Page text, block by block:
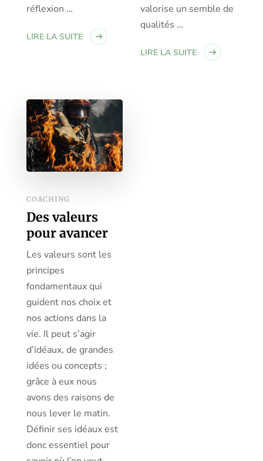
réflexion …
LIRE LA SUITE
valorise un semble de
qualités …
LIRE LA SUITE
COACHING
Des valeurs
pour avancer
Les valeurs sont les
principes
fondamentaux qui
guident nos choix et
nos actions dans la
vie. Il peut s’agir
d’idéaux, de grandes
idées ou concepts ;
grâce à eux nous
avons des raisons de
nous lever le matin.
Définir ses idéaux est
donc essentiel pour